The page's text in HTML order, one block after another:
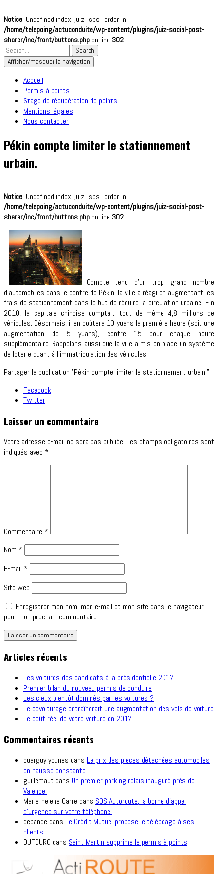
Notice: Undefined index: juiz_sps_order in
/home/telepoing/actuconduite/wp-content/plugins/juiz-social-post-
sharer/inc/front/buttons.php on line 302
Afficher/masquer la navigation
Accueil
Permis à points
Stage de récupération de points
Mentions légales
Nous contacter
Pékin compte limiter le stationnement
urbain.
Notice: Undefined index: juiz_sps_order in
/home/telepoing/actuconduite/wp-content/plugins/juiz-social-post-
sharer/inc/front/buttons.php on line 302
Compte tenu d’un trop grand nombre
d’automobiles dans le centre de Pékin, la ville a réagi en augmentant les
frais de stationnement dans le but de réduire la circulation urbaine. Fin
2010, la capitale chinoise comptait tout de même 4,8 millions de
véhicules. Désormais, il en coûtera 10 yuans la première heure (soit une
augmentation de 5 yuans), contre 15 pour chaque heure
supplémentaire. Rappelons aussi que la ville a mis en place un système
de loterie quant à l’immatriculation des véhicules.
Partager la publication "Pékin compte limiter le stationnement urbain."
Facebook
Twitter
Laisser un commentaire
Votre adresse e-mail ne sera pas publiée. Les champs obligatoires sont
indiqués avec *
Commentaire *
Nom *
E-mail *
Site web
Enregistrer mon nom, mon e-mail et mon site dans le navigateur
pour mon prochain commentaire.
Articles récents
Les voitures des candidats à la présidentielle 2017
Premier bilan du nouveau permis de conduire
Les cieux bientôt dominés par les voitures ?
Le covoiturage entraînerait une augmentation des vols de voiture
Le coût réel de votre voiture en 2017
Commentaires récents
ouarguy younes dans Le prix des pièces détachées automobiles
en hausse constante
guillemaut dans Un premier parking relais inauguré près de
Valence.
Marie-helene Carre dans SOS Autoroute, la borne d’appel
d’urgence sur votre téléphone.
debande dans Le Crédit Mutuel propose le télépéage à ses
clients.
DUFOURG dans Saint Martin supprime le permis à points